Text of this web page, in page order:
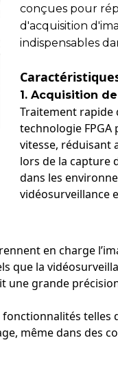
conçues pour
d'acquisition
indispensables
1. Acquisition
Traitement rapide
technologie
vitesse, réduisant
lors de la capture
dans les
vidéosurveillance
en charge
que la
une grande
même dans des